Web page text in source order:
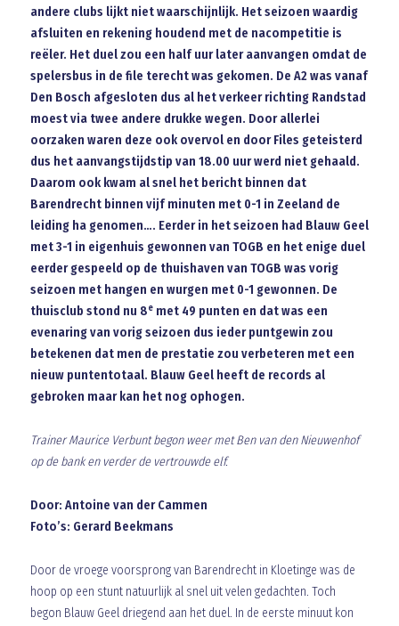
andere clubs lijkt niet waarschijnlijk. Het seizoen waardig
afsluiten en rekening houdend met de nacompetitie is
reëler. Het duel zou een half uur later aanvangen omdat de
spelersbus in de file terecht was gekomen. De A2 was vanaf
Den Bosch afgesloten dus al het verkeer richting Randstad
moest via twee andere drukke wegen. Door allerlei
oorzaken waren deze ook overvol en door Files geteisterd
dus het aanvangstijdstip van 18.00 uur werd niet gehaald.
Daarom ook kwam al snel het bericht binnen dat
Barendrecht binnen vijf minuten met 0-1 in Zeeland de
leiding ha genomen…. Eerder in het seizoen had Blauw Geel
met 3-1 in eigenhuis gewonnen van TOGB en het enige duel
eerder gespeeld op de thuishaven van TOGB was vorig
seizoen met hangen en wurgen met 0-1 gewonnen. De
thuisclub stond nu 8emet 49 punten en dat was een
evenaring van vorig seizoen dus ieder puntgewin zou
betekenen dat men de prestatie zou verbeteren met een
nieuw puntentotaal. Blauw Geel heeft de records al
gebroken maar kan het nog ophogen.
Trainer Maurice Verbunt begon weer met Ben van den Nieuwenhof
op de bank en verder de vertrouwde elf.
Door: Antoine van der Cammen
Foto’s: Gerard Beekmans
Door de vroege voorsprong van Barendrecht in Kloetinge was de
hoop op een stunt natuurlijk al snel uit velen gedachten. Toch
begon Blauw Geel driegend aan het duel. In de eerste minuut kon